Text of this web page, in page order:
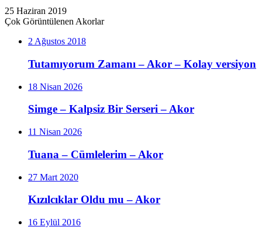
25 Haziran 2019
Çok Görüntülenen Akorlar
2 Ağustos 2018
Tutamıyorum Zamanı – Akor – Kolay versiyon
18 Nisan 2026
Simge – Kalpsiz Bir Serseri – Akor
11 Nisan 2026
Tuana – Cümlelerim – Akor
27 Mart 2020
Kızılcıklar Oldu mu – Akor
16 Eylül 2016